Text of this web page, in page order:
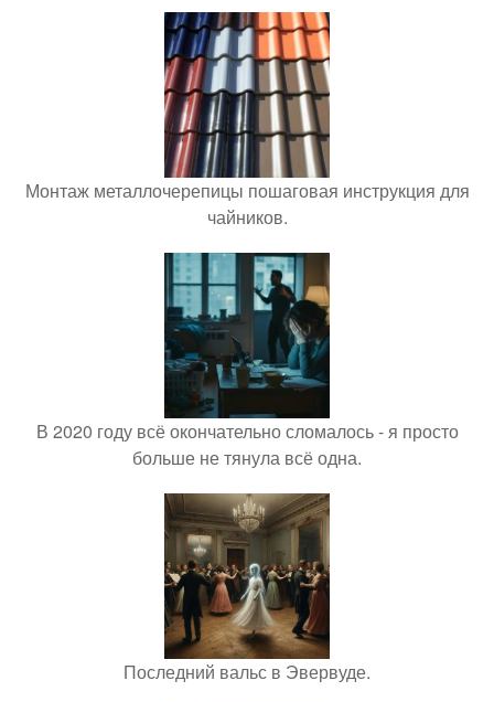
Монтаж металлочерепицы пошаговая инструкция для
чайников.
В 2020 году всё окончательно сломалось - я просто
больше не тянула всё одна.
Последний вальс в Эвервуде.